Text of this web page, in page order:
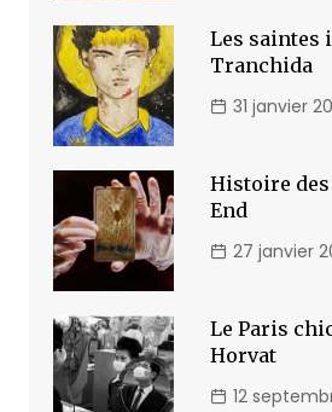
Les saintes
Tranchida
31 janvier
Histoire
End
27 janvier
Le Paris
Horvat
12